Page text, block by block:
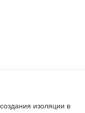
изоляции в